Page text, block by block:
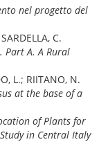
nel progetto del
SARDELLA, C.
Part A. A Rural
L.; RIITANO, N.
at the base of a
of Plants for
in Central Italy